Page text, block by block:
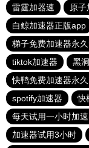
雷霆加器速
原子
白鲸加速器正版app
梯子免费加速器永
tiktok加速器
黑
快鸭免费加速器永
spotify加速器
快
每天试用一小时加
加速器试用3小时